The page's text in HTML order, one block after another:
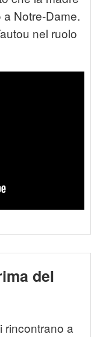
Notre-Dame.
nel ruolo
del
rincontrano a